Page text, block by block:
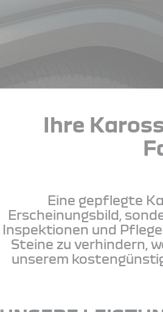
Ihre
Eine gepflegte
Erscheinungsbild,
Inspektionen und
Steine zu verhindern,
unserem